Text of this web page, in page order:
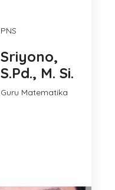
PNS
Sriyono,
S.Pd., M. Si.
Guru Matematika